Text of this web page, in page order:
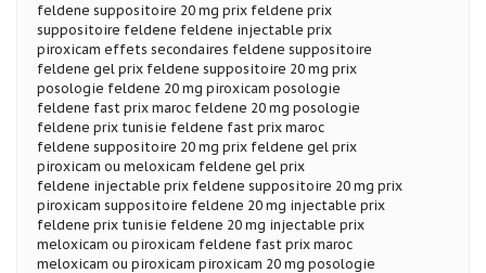
feldene suppositoire 20 mg prix feldene prix
suppositoire feldene feldene injectable prix
piroxicam effets secondaires feldene suppositoire
feldene gel prix feldene suppositoire 20 mg prix
posologie feldene 20 mg piroxicam posologie
feldene fast prix maroc feldene 20 mg posologie
feldene prix tunisie feldene fast prix maroc
feldene suppositoire 20 mg prix feldene gel prix
piroxicam ou meloxicam feldene gel prix
feldene injectable prix feldene suppositoire 20 mg prix
piroxicam suppositoire feldene 20 mg injectable prix
feldene prix tunisie feldene 20 mg injectable prix
meloxicam ou piroxicam feldene fast prix maroc
meloxicam ou piroxicam piroxicam 20 mg posologie